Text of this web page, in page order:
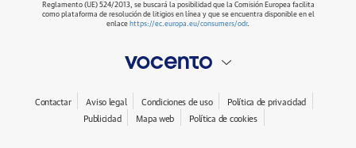
Reglamento (UE) 524/2013, se buscará la posibilidad que la Comisión Europea facilita
como plataforma de resolución de litigios en línea y que se encuentra disponible en el
enlace https://ec.europa.eu/consumers/odr.
Contactar Aviso legal Condiciones de uso
Política de privacidad
Publicidad
Mapa web Política de cookies